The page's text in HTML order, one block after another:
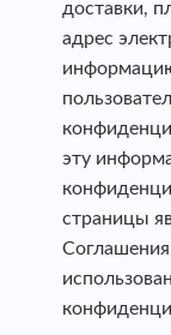
доставки,
адрес
эту
страницы